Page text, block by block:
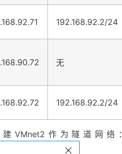
192.168.92.2/24
无
192.168.92.2/24
VMnet2作为隧道网络：